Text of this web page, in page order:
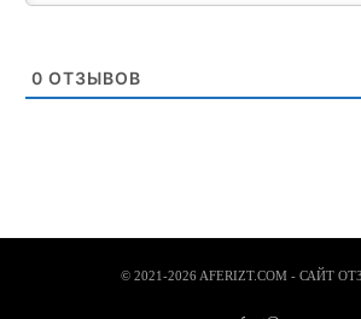
0 ОТЗЫВОВ
© 2021-2026 AFERIZT.COM - САЙТ